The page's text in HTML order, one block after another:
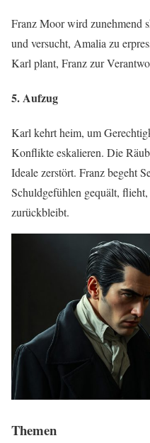
Franz Moor wird zunehmend
und versucht, Amalia zu
Karl plant, Franz zur
5. Aufzug
Karl kehrt heim, um
Konflikte eskalieren. Die
Ideale zerstört. Franz begeht
Schuldgefühlen gequält,
zurückbleibt.
Themen